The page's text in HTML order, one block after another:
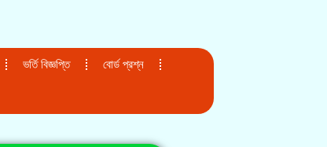
ভর্তি বিজ্ঞপ্তি বোর্ড প্রশ্ন